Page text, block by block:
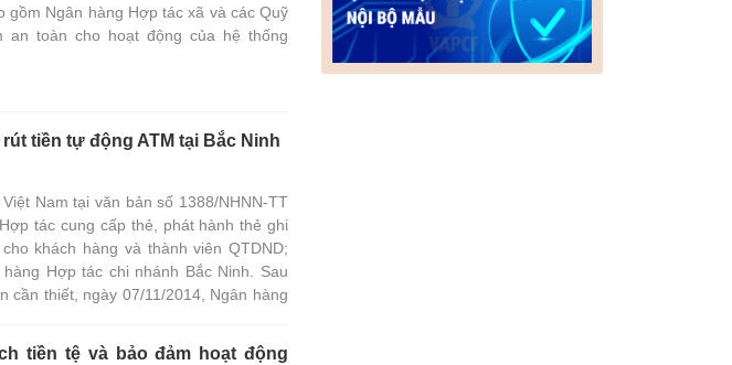
Ngân hàng Hợp tác xã và các Quỹ
toàn cho hoạt động của hệ thống
tiền tự động ATM tại Bắc Ninh
Nam tại văn bản số 1388/NHNN-TT
tác cung cấp thẻ, phát hành thẻ ghi
khách hàng và thành viên QTDND;
Hợp tác chi nhánh Bắc Ninh. Sau
cần thiết, ngày 07/11/2014, Ngân hàng
Đại Phúc, TP. Bắc Ninh, tỉnh Bắc Ninh
tiền tệ và bảo đảm hoạt động